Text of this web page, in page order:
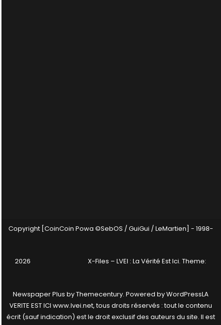
Copyright [CoinCoin Powa ©SebOS / GuiGui / LeMartien] - 1998-
2026 X-Files – LVEI : La Vérité Est Ici. Theme:
Newspaper Plus byThemecentury. Powered byWordPressLA
VERITE EST ICI www.lvei.net, tous droits réservés : tout le contenu
écrit (sauf indication) est le droit exclusif des auteurs du site. Il est